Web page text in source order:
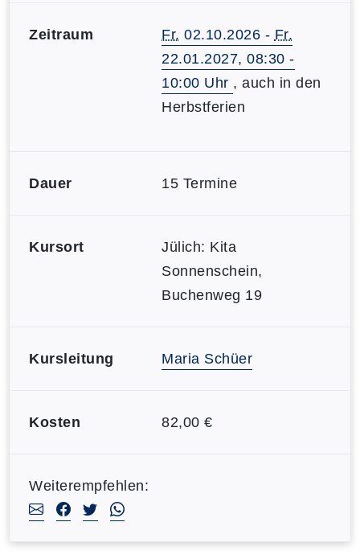
Zeitraum Fr. 02.10.2026 - Fr.
22.01.2027, 08:30 -
10:00 Uhr , auch in den
Herbstferien
Dauer 15 Termine
Kursort
Jülich: Kita
Sonnenschein,
Buchenweg 19
Kursleitung Maria Schüer
Kosten 82,00 €
Weiterempfehlen: